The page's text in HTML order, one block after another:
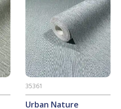
Urban Nature
35361